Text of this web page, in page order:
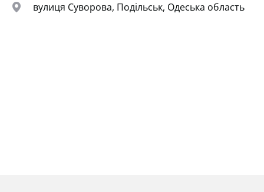
map вулиця Суворова, Подільськ, Одеська область